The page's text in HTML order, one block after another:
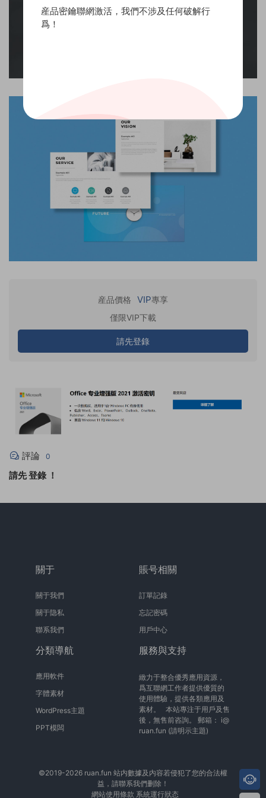
産品價格 VIP專享
僅限VIP下載
請先登錄
評論 0
請先登錄 ！
關于
關于我們
關于隐私
聯系我們
賬号相關
訂單記錄
忘記密碼
用戶中心
分類導航
應用軟件
字體素材
WordPress主題
PPT模闆
服務與支持
緻力于整合優秀應用資源，
爲互聯網工作者提供優質的
使用體驗，提供各類應用及
素材。 本站專注于用戶及售
後，無售前咨詢。 郵箱： i@
ruan.fun (請明示主題)
©2019-2026 ruan.fun 站内數據及内容若侵犯了您的合法權
益，請聯系我們删除！
網站使用條款 系統運行狀态
産品密鑰聯網激活，我們不涉及任何破解行
爲！